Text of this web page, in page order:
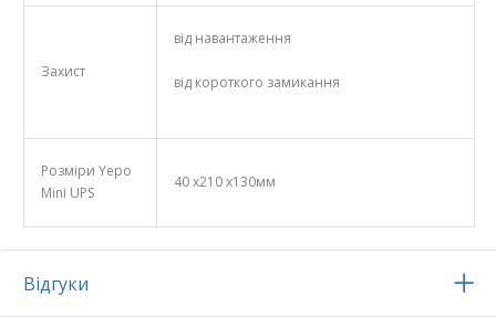
Захист
від навантаження
від короткого замикання
Розміри Yepo
Mini UPS
40 х210 х130мм
Відгуки